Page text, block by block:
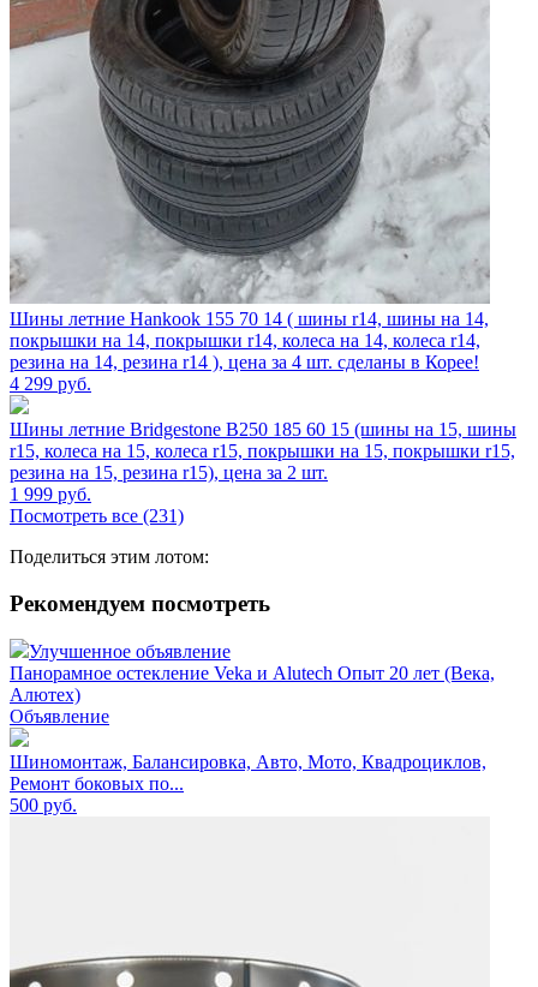
Шины летние Hankook 155 70 14 ( шины r14, шины на 14,
покрышки на 14, покрышки r14, колеса на 14, колеса r14,
резина на 14, резина r14 ), цена за 4 шт. сделаны в Корее!
4 299 руб.
Шины летние Bridgestone B250 185 60 15 (шины на 15, шины
r15, колеса на 15, колеса r15, покрышки на 15, покрышки r15,
резина на 15, резина r15), цена за 2 шт.
1 999 руб.
Посмотреть все (231)
Поделиться этим лотом:
Рекомендуем посмотреть
Улучшенное объявление
Панорамное остекление Veka и Alutech Опыт 20 лет (Века,
Алютех)
Объявление
Шиномонтаж, Балансировка, Авто, Мото, Квадроциклов,
Ремонт боковых по...
500 руб.